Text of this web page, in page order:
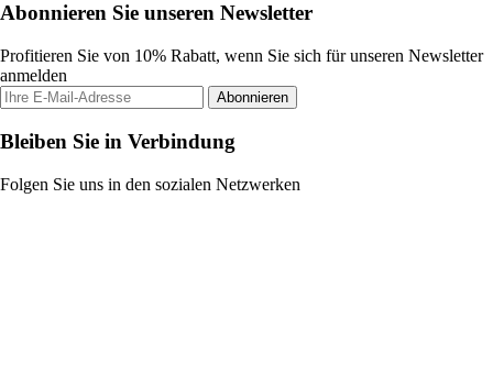
Abonnieren Sie unseren Newsletter
Profitieren Sie von 10% Rabatt, wenn Sie sich für unseren Newsletter
anmelden
Abonnieren
Bleiben Sie in Verbindung
Folgen Sie uns in den sozialen Netzwerken